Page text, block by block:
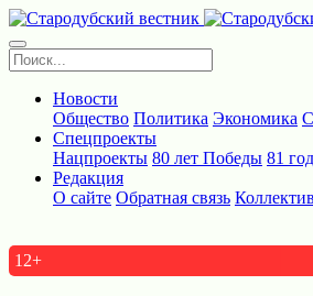
Новости
Общество Политика Экономика
Спецпроекты
Нацпроекты 80 лет Победы 81
Редакция
О сайте Обратная связь Коллектив
12+